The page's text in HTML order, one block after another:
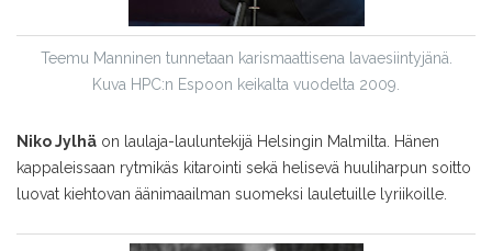
Teemu Manninen tunnetaan karismaattisena lavaesiintyjänä.
Kuva HPC:n Espoon keikalta vuodelta 2009.
Niko Jylhä on laulaja-lauluntekijä Helsingin Malmilta. Hänen
kappaleissaan rytmikäs kitarointi sekä helisevä huuliharpun soitto
luovat kiehtovan äänimaailman suomeksi lauletuille lyriikoille.